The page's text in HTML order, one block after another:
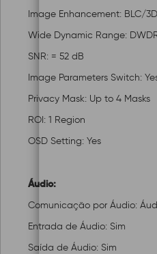
Image Enhancement: BLC/
Wide Dynamic Range:
SNR: = 52 dB
Image Parameters Switch:
Privacy Mask: Up to 4 Masks
ROI: 1 Region
OSD Setting: Yes
Áudio:
Comunicação por Áudio:
Entrada de Áudio: Sim
Saída de Áudio: Sim